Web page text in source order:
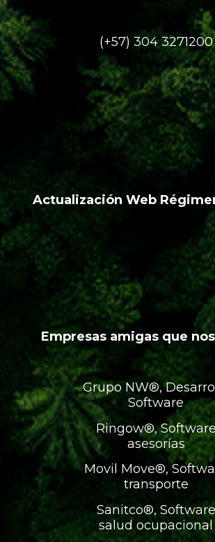
(+57) 304 3271200
Actualización Web
Empresas amigas que
Grupo NW®,
Software
Ringow®,
asesorías
Movil Move®,
transporte
Sanitco®, Software
salud ocupacional